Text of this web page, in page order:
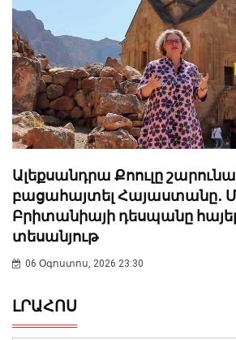
Ալեքսանդրա Քոուլը
բացահայտել Հայաստանը․
Բրիտանիայի դեսպանը
տեսանյութ
06 Օգոստոս, 2026 23:30
ԼՐԱՀՈՍ